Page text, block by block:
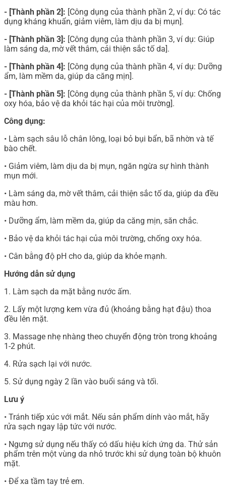
- [Thành phần 2]: [Công dụng của thành phần 2, ví dụ: Có tác
dụng kháng khuẩn, giảm viêm, làm dịu da bị mụn].
- [Thành phần 3]: [Công dụng của thành phần 3, ví dụ: Giúp
làm sáng da, mờ vết thâm, cải thiện sắc tố da].
- [Thành phần 4]: [Công dụng của thành phần 4, ví dụ: Dưỡng
ẩm, làm mềm da, giúp da căng mịn].
- [Thành phần 5]: [Công dụng của thành phần 5, ví dụ: Chống
oxy hóa, bảo vệ da khỏi tác hại của môi trường].
Công dụng:
• Làm sạch sâu lỗ chân lông, loại bỏ bụi bẩn, bã nhờn và tế
bào chết.
• Giảm viêm, làm dịu da bị mụn, ngăn ngừa sự hình thành
mụn mới.
• Làm sáng da, mờ vết thâm, cải thiện sắc tố da, giúp da đều
màu hơn.
• Dưỡng ẩm, làm mềm da, giúp da căng mịn, săn chắc.
• Bảo vệ da khỏi tác hại của môi trường, chống oxy hóa.
• Cân bằng độ pH cho da, giúp da khỏe mạnh.
Hướng dẫn sử dụng
1. Làm sạch da mặt bằng nước ấm.
2. Lấy một lượng kem vừa đủ (khoảng bằng hạt đậu) thoa
đều lên mặt.
3. Massage nhẹ nhàng theo chuyển động tròn trong khoảng
1-2 phút.
4. Rửa sạch lại với nước.
5. Sử dụng ngày 2 lần vào buổi sáng và tối.
Lưu ý
• Tránh tiếp xúc với mắt. Nếu sản phẩm dính vào mắt, hãy
rửa sạch ngay lập tức với nước.
• Ngưng sử dụng nếu thấy có dấu hiệu kích ứng da. Thử sản
phẩm trên một vùng da nhỏ trước khi sử dụng toàn bộ khuôn
mặt.
• Để xa tầm tay trẻ em.